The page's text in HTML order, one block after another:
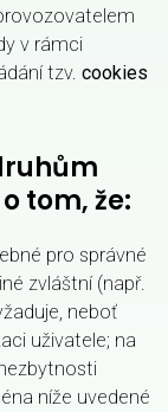
v rámci
tzv. cookies
tom, že:
pro správné
zvláštní (např.
neboť
uživatele; na
níže uvedené